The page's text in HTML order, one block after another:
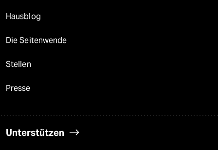
Hausblog
Die Seitenwende
Stellen
Presse
Unterstützen